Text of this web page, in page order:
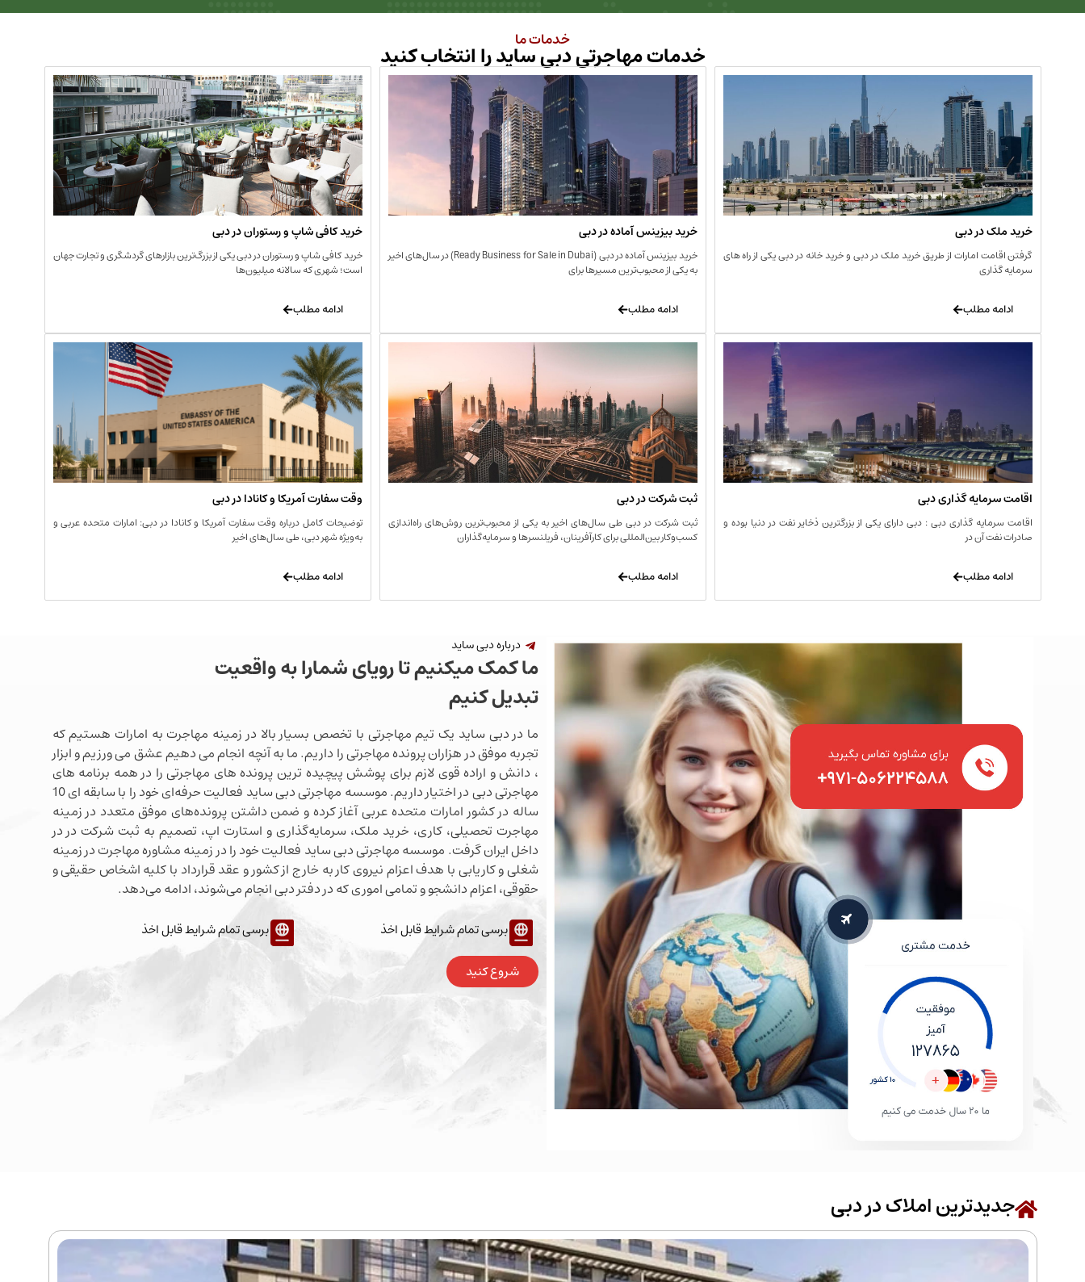
خدمات ما
خدمات مهاجرتی دبی ساید را انتخاب کنید
خرید ملک در دبی
گرفتن اقامت امارات از طریق خرید ملک در دبی و خرید خانه در دبی یکی از راه های
سرمایه گذاری
ادامه مطلب
خرید بیزینس آماده در دبی
خرید بیزینس آماده در دبی (Ready Business for Sale in Dubai) در سال‌های اخیر
به یکی از محبوب‌ترین مسیرها برای
ادامه مطلب
خرید کافی‌ شاپ و رستوران در دبی
خرید کافی‌ شاپ و رستوران در دبی یکی از بزرگ‌ترین بازارهای گردشگری و تجارت جهان
است؛ شهری که سالانه میلیون‌ها
ادامه مطلب
اقامت سرمایه گذاری دبی
اقامت سرمایه گذاری دبی : دبی دارای یکی از بزرگترین ذخایر نفت در دنیا بوده و
صادرات نفت آن در
ادامه مطلب
ثبت شرکت در دبی
ثبت شرکت در دبی طی سال‌های اخیر به یکی از محبوب‌ترین روش‌های راه‌اندازی
کسب‌وکار بین‌المللی برای کارآفرینان، فریلنسرها و سرمایه‌گذاران
ادامه مطلب
وقت سفارت آمریکا و کانادا در دبی
توضیحات کامل درباره وقت سفارت آمریکا و کانادا در دبی: امارات متحده عربی و
به‌ویژه شهر دبی، طی سال‌های اخیر
ادامه مطلب
درباره دبی ساید
ما کمک میکنیم تا رویای شمارا به واقعیت
تبدیل کنیم
ما در دبی ساید یک تیم مهاجرتی با تخصص بسیار بالا در زمینه مهاجرت به امارات هستیم که
تجربه موفق در هزاران پرونده مهاجرتی را داریم. ما به آنچه انجام می دهیم عشق می ورزیم و ابزار
، دانش و اراده قوی لازم برای پوشش پیچیده ترین پرونده های مهاجرتی را در همه برنامه های
مهاجرتی دبی در اختیار داریم. موسسه مهاجرتی دبی ساید فعالیت حرفه‌ای خود را با سابقه ای 10
ساله در کشور امارات متحده عربی آغاز کرده و ضمن داشتن پرونده‌های موفق متعدد در زمینه
مهاجرت تحصیلی، کاری، خرید ملک، سرمایه‌گذاری و استارت اپ، تصمیم به ثبت شرکت در در
داخل ایران گرفت. موسسه مهاجرتی دبی ساید فعالیت خود را در زمینه مشاوره مهاجرت در زمینه
شغلی و کاریابی با هدف اعزام نیروی کار به خارج از کشور و عقد قرارداد با کلیه اشخاص حقیقی و
حقوقی، اعزام دانشجو و تمامی اموری که در دفتر دبی انجام می‌شوند، ادامه می‌دهد.
برسی تمام شرایط قابل اخذ
برسی تمام شرایط قابل اخذ
شروع کنید
جدیدترین املاک در دبی